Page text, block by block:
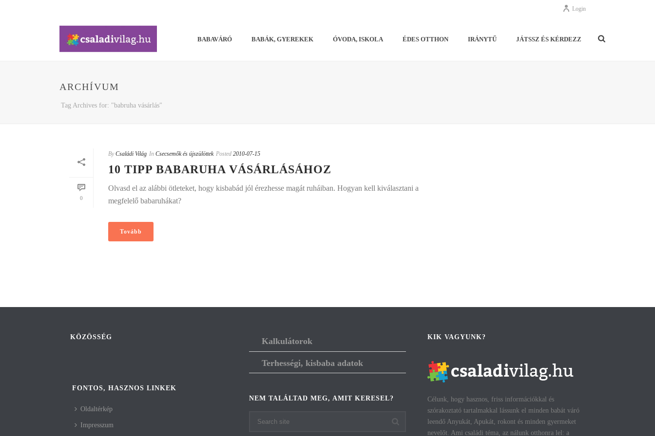
Login
BABAVÁRÓ BABÁK, GYEREKEK ÓVODA, ISKOLA ÉDES OTTHON IRÁNYTŰ JÁTSSZ ÉS KÉRDEZZ
ARCHÍVUM
Tag Archives for: "babruha vásárlás"
0
By Családi Világ In Csecsemők és újszülöttek Posted 2010-07-15
10 TIPP BABARUHA VÁSÁRLÁSÁHOZ
Olvasd el az alábbi ötleteket, hogy kisbabád jól érezhesse magát ruháiban. Hogyan kell kiválasztani a
megfelelő babaruhákat?
Tovább
KÖZÖSSÉG
FONTOS, HASZNOS LINKEK
Oldaltérkép
Impresszum
Kalkulátorok
Terhességi, kisbaba adatok
NEM TALÁLTAD MEG, AMIT KERESEL?
KIK VAGYUNK?
Célunk, hogy hasznos, friss információkkal és
szórakoztató tartalmakkal lássunk el minden babát váró
leendő Anyukát, Apukát, rokont és minden gyermeket
nevelőt. Ami családi téma, az nálunk otthonra lel: a